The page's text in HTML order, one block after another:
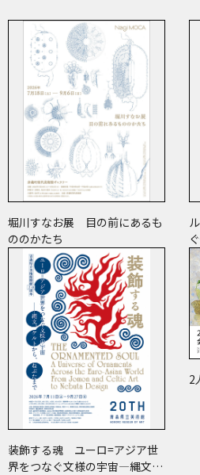
堀川すなお展 目の前にあるも
ののかたち
装飾する魂 ユーロ=アジア世
界をつなぐ文様の宇宙―縄文、
2